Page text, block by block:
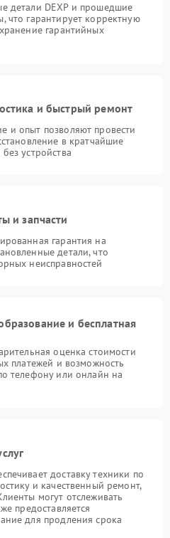
детали DEXP и прошедшие
что гарантирует корректную
гарантийных
и быстрый ремонт
и опыт позволяют провести
в кратчайшие
устройства
и запчасти
гарантия на
детали, что
неисправностей
и бесплатная
оценка стоимости
платежей и возможность
телефону или онлайн на
доставку техники по
и качественный ремонт,
могут отслеживать
предоставляется
для продления срока